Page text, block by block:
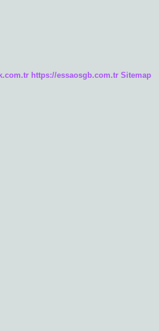
https://essaosgb.com.tr Sitemap